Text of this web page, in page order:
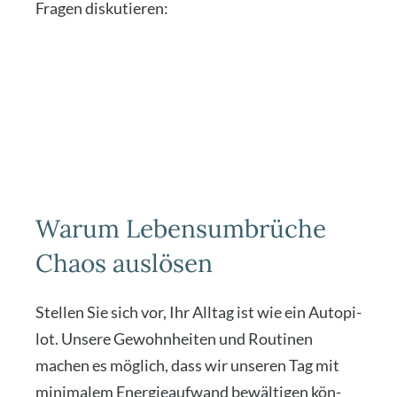
Fra­gen dis­ku­tie­ren:
Warum Lebensumbrüche
Chaos auslösen
Stel­len Sie sich vor, Ihr All­tag ist wie ein Auto­pi­
lot. Unse­re Gewohn­hei­ten und Rou­ti­nen
machen es mög­lich, dass wir unse­ren Tag mit
mini­ma­lem Ener­gie­auf­wand bewäl­ti­gen kön­